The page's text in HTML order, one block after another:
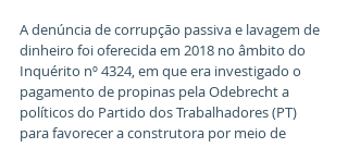
A denúncia de corrupção passiva e lavagem de
dinheiro foi oferecida em 2018 no âmbito do
Inquérito nº 4324, em que era investigado o
pagamento de propinas pela Odebrecht a
políticos do Partido dos Trabalhadores (PT)
para favorecer a construtora por meio de